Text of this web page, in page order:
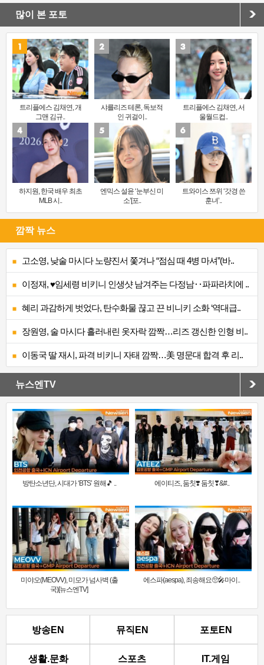
많이 본 포토
트리플에스 김채연, 개
그맨 김규..
샤를리즈 테론, 독보적
인 귀걸이..
트리플에스 김채연, 서
울월드컵..
하지원, 한국 배우 최초
MLB 시..
엔믹스 설윤 ‘눈부신 미
소’[포..
트와이스 쯔위 ‘갓경 쓴
훈녀’..
깜짝 뉴스
고소영, 낮술 마시다 노량진서 쫓겨나 “점심 때 4병 마셔”(바..
이정재, ♥임세령 비키니 인생샷 남겨주는 다정남‥파파라치에 ..
혜리 과감하게 벗었다, 탄수화물 끊고 끈 비니키 소화 ‘역대급..
장원영, 술 마시다 흘러내린 옷자락 깜짝…리즈 갱신한 인형 비..
이동국 딸 재시, 파격 비키니 자태 깜짝…美 명문대 합격 후 리..
뉴스엔TV
방탄소년단, 시대가 ‘BTS’ 원해🎵 .. 에이티즈, 둠칫❣️ 둠칫❣&#..
미야오(MEOVV), 미모가 넘사벽 (출
국)[뉴스엔TV]
에스파(aespa), 죄송해요🥺🎤마이..
방송EN 뮤직EN 포토EN
생활.문화 스포츠 IT.게임